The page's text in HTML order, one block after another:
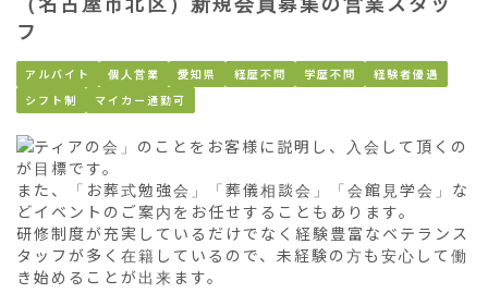
フ
アルバイト 個人営業 愛知県 経歴不問 学歴不問
経験者優遇
シフト制
マイカー通勤可
「ティアの会」のことをお客様に説明し、入会して頂くの
が目標です。
また、「お葬式勉強会」「葬儀相談会」「会館見学会」な
どイベントのご案内をお任せすることもあります。
研修制度が充実しているだけでなく経験豊富なベテランス
タッフが多く在籍しているので、未経験の方も安心して働
き始めることが出来ます。